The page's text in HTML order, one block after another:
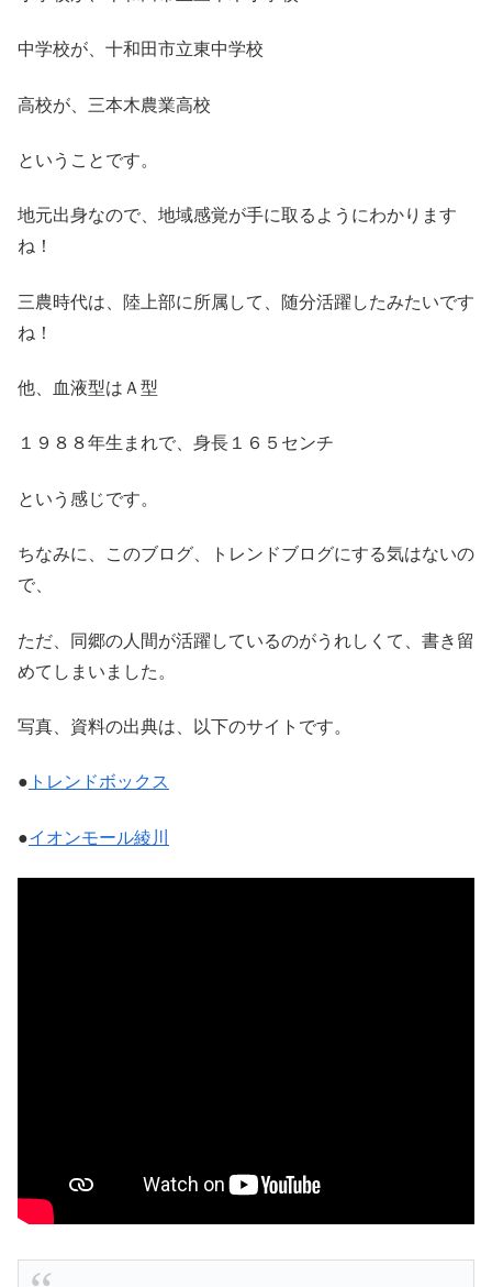
中学校が、十和田市立東中学校
高校が、三本木農業高校
ということです。
地元出身なので、地域感覚が手に取るようにわかります
ね！
三農時代は、陸上部に所属して、随分活躍したみたいです
ね！
他、血液型はＡ型
１９８８年生まれで、身長１６５センチ
という感じです。
ちなみに、このブログ、トレンドブログにする気はないの
で、
ただ、同郷の人間が活躍しているのがうれしくて、書き留
めてしまいました。
写真、資料の出典は、以下のサイトです。
● トレンドボックス
●イオンモール綾川